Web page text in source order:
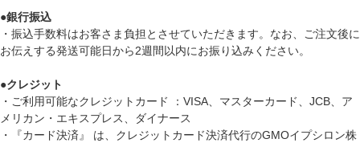
●銀行振込
・振込手数料はお客さま負担とさせていただきます。なお、ご注文後に
お伝えする発送可能日から2週間以内にお振り込みください。
●クレジット
・ご利用可能なクレジットカード ：VISA、マスターカード、JCB、ア
メリカン・エキスプレス、ダイナース
・『カード決済』 は、クレジットカード決済代行のGMOイプシロン株